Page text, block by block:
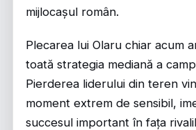
mijlocașul român.
Plecarea lui Olaru chiar acum
toată strategia mediană a
Pierderea liderului din teren
moment extrem de sensibil,
succesul important în fața